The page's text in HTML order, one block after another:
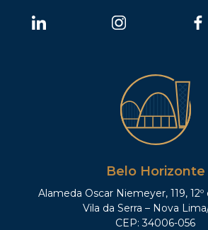
Belo Horizonte
Alameda Oscar Niemeyer, 119, 12º
Vila da Serra – Nova
CEP: 34006-056